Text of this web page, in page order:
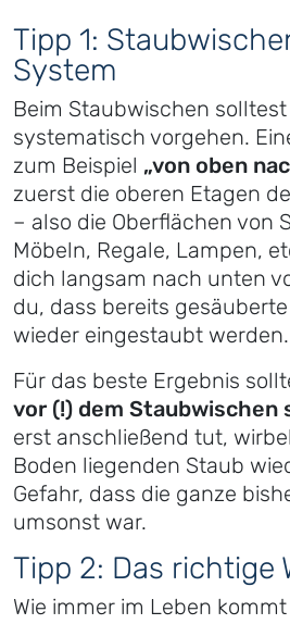
Tipp 1:
System
Beim Staubwischen
systematisch vorgehen.
zum Beispiel „von oben
zuerst die oberen Etagen
– also die Oberflächen von
Möbeln, Regale, Lampen,
dich langsam nach unten
du, dass bereits
wieder eingestaubt werden.
Für das beste Ergebnis
vor (!) dem Staubwischen
erst anschließend tut,
Boden liegenden Staub
Gefahr, dass die ganze
umsonst war.
Tipp 2: Das richtige
Wie immer im Leben